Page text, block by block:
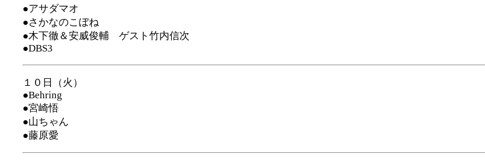
●アサダマオ
●さかなのこぼね
●木下徹＆安威俊輔 ゲスト竹内信次
●DBS3
１０日（火）
●Behring
●宮崎悟
●山ちゃん
●藤原愛